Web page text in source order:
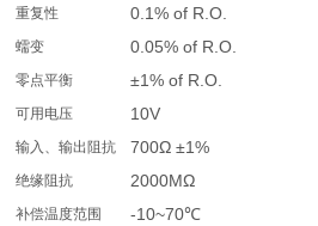
重复性 0.1% of R.O.
蠕变 0.05% of R.O.
零点平衡 ±1% of R.O.
可用电压 10V
输入、输出阻抗 700Ω ±1%
绝缘阻抗 2000MΩ
补偿温度范围 -10~70℃